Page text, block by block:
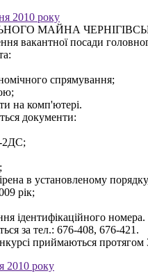
2010 року
МАЙНА
вакантної посади
спрямування;
на комп'ютері.
документи:
2ДС;
в установленому порядку,
рік;
ідентифікаційного номера.
за тел.: 676-408, 676-421.
приймаються
2010 року